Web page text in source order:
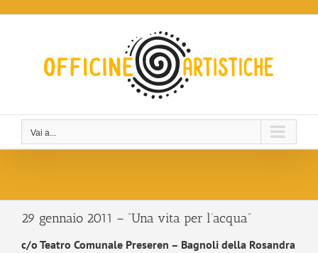
Vai a...
29 gennaio 2011 – “Una vita per l’acqua”
c/o Teatro Comunale Preseren – Bagnoli della Rosandra